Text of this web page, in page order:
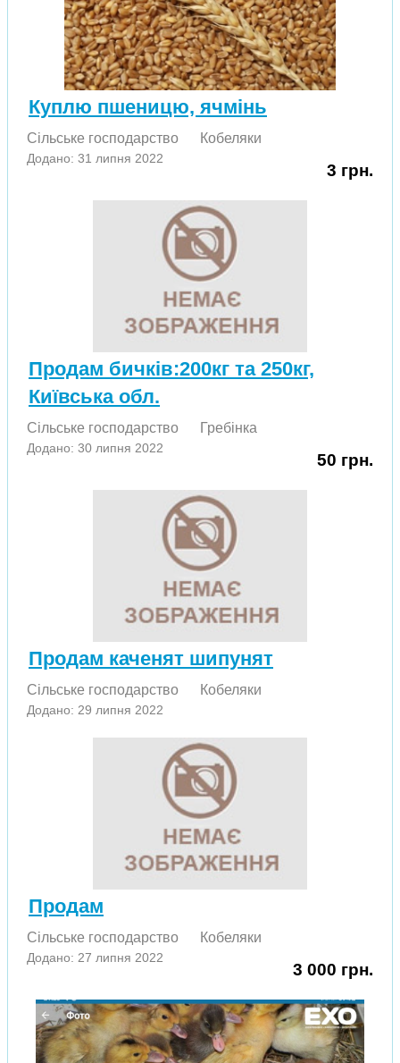
Куплю пшеницю, ячмінь
Сільське господарство Кобеляки
Додано: 31 липня 2022
3 грн.
Продам бичків:200кг та 250кг,
Київська обл.
Сільське господарство Гребінка
Додано: 30 липня 2022
50 грн.
Продам каченят шипунят
Сільське господарство Кобеляки
Додано: 29 липня 2022
Продам
Сільське господарство Кобеляки
Додано: 27 липня 2022
3 000 грн.